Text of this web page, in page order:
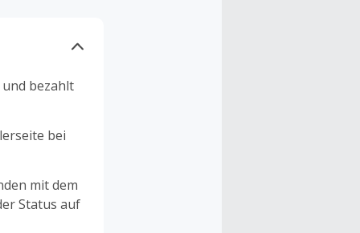
bezahlt
bei
mit dem
Status auf